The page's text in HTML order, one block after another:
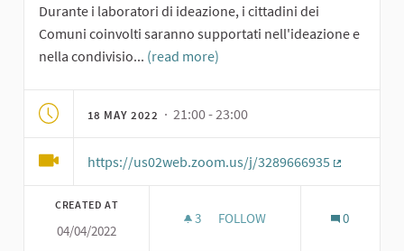
Durante i laboratori di ideazione, i cittadini dei
Comuni coinvolti saranno supportati nell'ideazione e
nella condivisio... (read more)
18 MAY 2022 · 21:00 - 23:00
https://us02web.zoom.us/j/3289666935
CREATED AT
04/04/2022
3 3 FOLLOWERS
FOLLOW 0